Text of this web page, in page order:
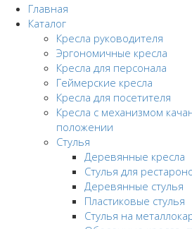
Главная
Каталог
Кресла руководителя
Эргономичные кресла
Кресла для персонала
Геймерские кресла
Кресла для посетителя
Кресла с механизмом
положении
Стулья
Деревянные кресла
Стулья для
Деревянные стулья
Пластиковые стулья
Стулья на